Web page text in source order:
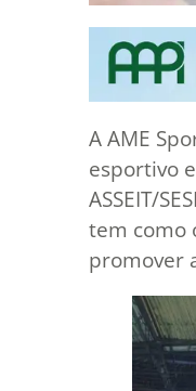
A AME
esportivo
ASSEIT/
tem como
promover